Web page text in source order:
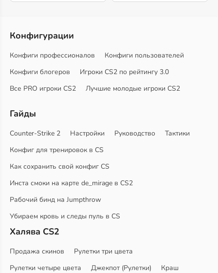
Конфигурации
Конфиги профессионалов
Конфиги пользователей
Конфиги блогеров
Игроки CS2 по рейтингу 3.0
Все PRO игроки CS2
Лучшие молодые игроки CS2
Гайды
Counter-Strike 2 Настройки Руководство
Тактики
Конфиг для тренировок в CS
Как сохранить свой конфиг CS
Инста смоки на карте de_mirage в CS2
Рабочий бинд на Jumpthrow
Убираем кровь и следы пуль в CS
Халява CS2
Продажа скинов
Рулетки три цвета
Рулетки четыре цвета
Джекпот (Рулетки)
Краш